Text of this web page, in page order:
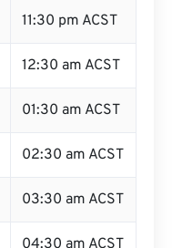
11:30 pm ACST
12:30 am ACST
01:30 am ACST
02:30 am ACST
03:30 am ACST
04:30 am ACST